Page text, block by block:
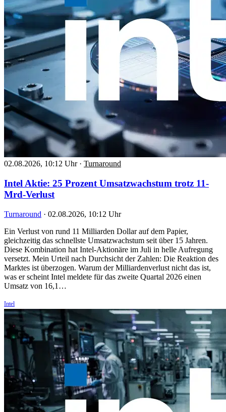
02.08.2026, 10:12 Uhr · Turnaround
Intel Aktie: 25 Prozent Umsatzwachstum trotz 11-
Mrd-Verlust
Turnaround · 02.08.2026, 10:12 Uhr
Ein Verlust von rund 11 Milliarden Dollar auf dem Papier,
gleichzeitig das schnellste Umsatzwachstum seit über 15 Jahren.
Diese Kombination hat Intel-Aktionäre im Juli in helle Aufregung
versetzt. Mein Urteil nach Durchsicht der Zahlen: Die Reaktion des
Marktes ist überzogen. Warum der Milliardenverlust nicht das ist,
was er scheint Intel meldete für das zweite Quartal 2026 einen
Umsatz von 16,1…
Intel